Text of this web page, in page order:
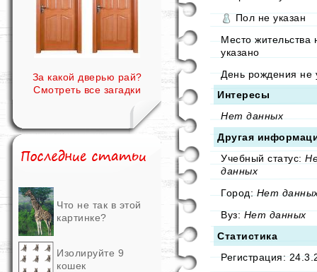
За какой дверью рай?
Смотреть все загадки
Что не так в этой
картинке?
Изолируйте 9
кошек
Пол не указан
Место жительства
указано
День рождения не
Интересы
Нет данных
Другая
Учебный статус:
данных
Город:Нет
Вуз:Нет данных
Статистика
Регистрация: